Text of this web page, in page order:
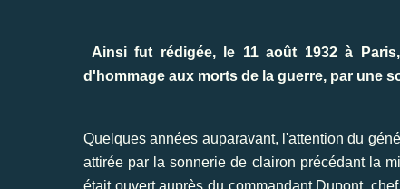
Ainsi fut rédigée, le 11 août 1932 à
d'hommage aux morts de la guerre, par une
Quelques années auparavant, l'attention du
attirée par la sonnerie de clairon précédant la
était ouvert auprès du commandant Dupont,